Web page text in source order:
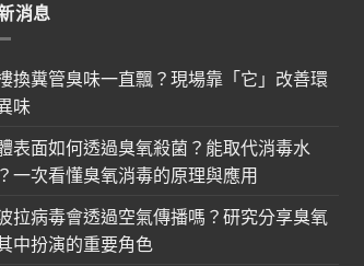
消息
換糞管臭味一直飄？現場靠「它」改善環
味
表面如何透過臭氧殺菌？能取代消毒水
一次看懂臭氧消毒的原理與應用
拉病毒會透過空氣傳播嗎？研究分享臭氧
中扮演的重要角色